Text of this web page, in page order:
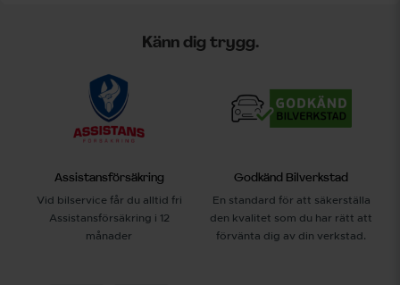
Känn dig trygg.
Assistansförsäkring
Vid bilservice får du alltid fri
Assistansförsäkring i 12
månader
Godkänd Bilverkstad
En standard för att säkerställa
den kvalitet som du har rätt att
förvänta dig av din verkstad.